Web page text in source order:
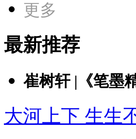
更多
最新推荐
崔树轩 |《笔墨
大河上下 生生